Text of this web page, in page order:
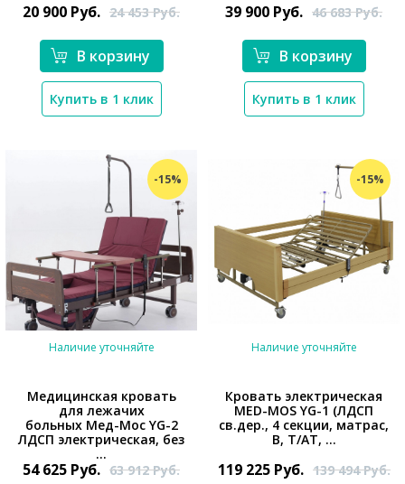
20 900 Руб. 24 453Руб.
В корзину
Купить в 1 клик
39 900 Руб. 46 683Руб.
В корзину
Купить в 1 клик
-15%
*}
Наличие уточняйте
Медицинская кровать
для лежачих
больных Мед-Мос YG-2
ЛДСП электрическая, без
...
54 625 Руб. 63 912Руб.
-15%
*}
Наличие уточняйте
Кровать электрическая
MED-MOS YG-1 (ЛДСП
св.дер., 4 секции, матрас,
В, Т/АТ, ...
119 225 Руб. 139 494Руб.